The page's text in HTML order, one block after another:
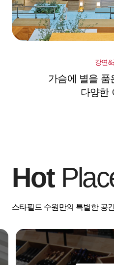
강연&
가슴에 별을 품
다양한
Hot
스타필드 수원만의 특별한 공